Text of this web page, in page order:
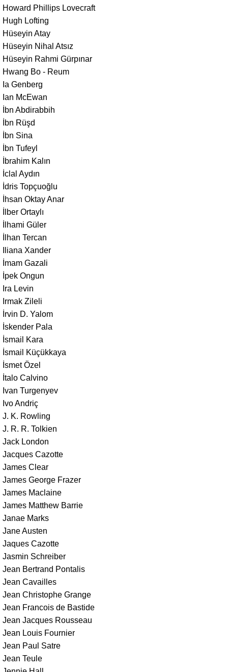
Howard Phillips Lovecraft
Hugh Lofting
Hüseyin Atay
Hüseyin Nihal Atsız
Hüseyin Rahmi Gürpınar
Hwang Bo - Reum
Ia Genberg
Ian McEwan
İbn Abdirabbih
İbn Rüşd
İbn Sina
İbn Tufeyl
İbrahim Kalın
İclal Aydın
İdris Topçuoğlu
İhsan Oktay Anar
İlber Ortaylı
İlhami Güler
İlhan Tercan
Iliana Xander
İmam Gazali
İpek Ongun
Ira Levin
Irmak Zileli
İrvin D. Yalom
İskender Pala
İsmail Kara
İsmail Küçükkaya
İsmet Özel
İtalo Calvino
Ivan Turgenyev
Ivo Andriç
J. K. Rowling
J. R. R. Tolkien
Jack London
Jacques Cazotte
James Clear
James George Frazer
James Maclaine
James Matthew Barrie
Janae Marks
Jane Austen
Jaques Cazotte
Jasmin Schreiber
Jean Bertrand Pontalis
Jean Cavailles
Jean Christophe Grange
Jean Francois de Bastide
Jean Jacques Rousseau
Jean Louis Fournier
Jean Paul Satre
Jean Teule